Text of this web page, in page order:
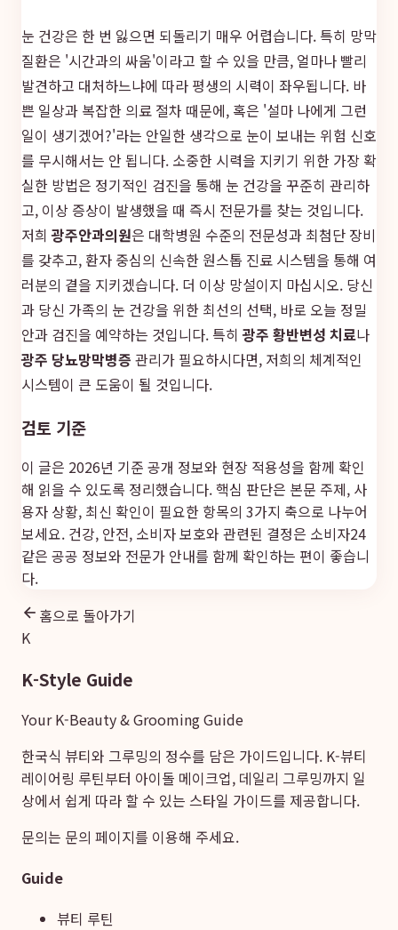
눈 건강은 한 번 잃으면 되돌리기 매우 어렵습니다. 특히 망막
질환은 '시간과의 싸움'이라고 할 수 있을 만큼, 얼마나 빨리
발견하고 대처하느냐에 따라 평생의 시력이 좌우됩니다. 바
쁜 일상과 복잡한 의료 절차 때문에, 혹은 '설마 나에게 그런
일이 생기겠어?'라는 안일한 생각으로 눈이 보내는 위험 신호
를 무시해서는 안 됩니다. 소중한 시력을 지키기 위한 가장 확
실한 방법은 정기적인 검진을 통해 눈 건강을 꾸준히 관리하
고, 이상 증상이 발생했을 때 즉시 전문가를 찾는 것입니다.
저희광주안과의원은 대학병원 수준의 전문성과 최첨단 장비
를 갖추고, 환자 중심의 신속한 원스톱 진료 시스템을 통해 여
러분의 곁을 지키겠습니다. 더 이상 망설이지 마십시오. 당신
과 당신 가족의 눈 건강을 위한 최선의 선택, 바로 오늘 정밀
안과 검진을 예약하는 것입니다. 특히광주 황반변성 치료나
광주 당뇨망막병증 관리가 필요하시다면, 저희의 체계적인
시스템이 큰 도움이 될 것입니다.
검토 기준
이 글은 2026년 기준 공개 정보와 현장 적용성을 함께 확인
해 읽을 수 있도록 정리했습니다. 핵심 판단은 본문 주제, 사
용자 상황, 최신 확인이 필요한 항목의 3가지 축으로 나누어
보세요. 건강, 안전, 소비자 보호와 관련된 결정은 소비자24
같은 공공 정보와 전문가 안내를 함께 확인하는 편이 좋습니
다.
홈으로 돌아가기
K
K-Style Guide
Your K-Beauty & Grooming Guide
한국식 뷰티와 그루밍의 정수를 담은 가이드입니다. K-뷰티
레이어링 루틴부터 아이돌 메이크업, 데일리 그루밍까지 일
상에서 쉽게 따라 할 수 있는 스타일 가이드를 제공합니다.
문의는 문의 페이지를 이용해 주세요.
Guide
뷰티 루틴